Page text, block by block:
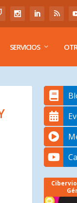
SERVICIOS